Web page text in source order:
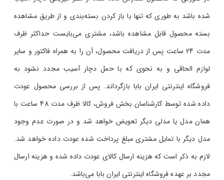
شده باشد به طوری که تنها با باز کردن بسته‌بندی و از طریق مشاهده
بسته محصول قابل مشاهده باشد، مشتری می‌بایست حداکثر ظرف
مدت 24 ساعت پس از دریافت محصول، آن را به همراه فاکتور و سایر
لوازم الحاقی و به نحوی که با حمل دچار آسیب مجدد نشود به
فروشگاه اینترنتی ایران بابا بازگرداند. پس از بررسی محصول عودت
داده شده توسط کارشناسان بخش فروش، کالا ظرف مدت 48 ساعت با
همان مدل یا مدلی دیگر تعویض خواهد شد و در صورت عدم وجود
مدل دیگر با تمایل مشتری مبلغ پرداخت شده عودت داده خواهد شد.
لازم به ذکر است که هزینه ارسال کالای عودت داده شده و هزینه ارسال
مجدد بر عهده فروشگاه اینترنتی ایران بابا می‌باشد.